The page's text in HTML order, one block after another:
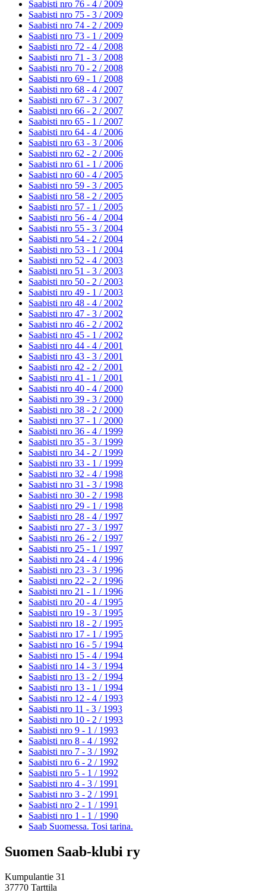
Saabisti nro 76 - 4 / 2009
Saabisti nro 75 - 3 / 2009
Saabisti nro 74 - 2 / 2009
Saabisti nro 73 - 1 / 2009
Saabisti nro 72 - 4 / 2008
Saabisti nro 71 - 3 / 2008
Saabisti nro 70 - 2 / 2008
Saabisti nro 69 - 1 / 2008
Saabisti nro 68 - 4 / 2007
Saabisti nro 67 - 3 / 2007
Saabisti nro 66 - 2 / 2007
Saabisti nro 65 - 1 / 2007
Saabisti nro 64 - 4 / 2006
Saabisti nro 63 - 3 / 2006
Saabisti nro 62 - 2 / 2006
Saabisti nro 61 - 1 / 2006
Saabisti nro 60 - 4 / 2005
Saabisti nro 59 - 3 / 2005
Saabisti nro 58 - 2 / 2005
Saabisti nro 57 - 1 / 2005
Saabisti nro 56 - 4 / 2004
Saabisti nro 55 - 3 / 2004
Saabisti nro 54 - 2 / 2004
Saabisti nro 53 - 1 / 2004
Saabisti nro 52 - 4 / 2003
Saabisti nro 51 - 3 / 2003
Saabisti nro 50 - 2 / 2003
Saabisti nro 49 - 1 / 2003
Saabisti nro 48 - 4 / 2002
Saabisti nro 47 - 3 / 2002
Saabisti nro 46 - 2 / 2002
Saabisti nro 45 - 1 / 2002
Saabisti nro 44 - 4 / 2001
Saabisti nro 43 - 3 / 2001
Saabisti nro 42 - 2 / 2001
Saabisti nro 41 - 1 / 2001
Saabisti nro 40 - 4 / 2000
Saabisti nro 39 - 3 / 2000
Saabisti nro 38 - 2 / 2000
Saabisti nro 37 - 1 / 2000
Saabisti nro 36 - 4 / 1999
Saabisti nro 35 - 3 / 1999
Saabisti nro 34 - 2 / 1999
Saabisti nro 33 - 1 / 1999
Saabisti nro 32 - 4 / 1998
Saabisti nro 31 - 3 / 1998
Saabisti nro 30 - 2 / 1998
Saabisti nro 29 - 1 / 1998
Saabisti nro 28 - 4 / 1997
Saabisti nro 27 - 3 / 1997
Saabisti nro 26 - 2 / 1997
Saabisti nro 25 - 1 / 1997
Saabisti nro 24 - 4 / 1996
Saabisti nro 23 - 3 / 1996
Saabisti nro 22 - 2 / 1996
Saabisti nro 21 - 1 / 1996
Saabisti nro 20 - 4 / 1995
Saabisti nro 19 - 3 / 1995
Saabisti nro 18 - 2 / 1995
Saabisti nro 17 - 1 / 1995
Saabisti nro 16 - 5 / 1994
Saabisti nro 15 - 4 / 1994
Saabisti nro 14 - 3 / 1994
Saabisti nro 13 - 2 / 1994
Saabisti nro 13 - 1 / 1994
Saabisti nro 12 - 4 / 1993
Saabisti nro 11 - 3 / 1993
Saabisti nro 10 - 2 / 1993
Saabisti nro 9 - 1 / 1993
Saabisti nro 8 - 4 / 1992
Saabisti nro 7 - 3 / 1992
Saabisti nro 6 - 2 / 1992
Saabisti nro 5 - 1 / 1992
Saabisti nro 4 - 3 / 1991
Saabisti nro 3 - 2 / 1991
Saabisti nro 2 - 1 / 1991
Saabisti nro 1 - 1 / 1990
Saab Suomessa. Tosi tarina.
Suomen Saab-klubi ry
Kumpulantie 31
37770 Tarttila